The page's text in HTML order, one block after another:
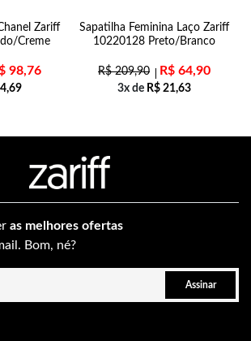
Zariff
Creme
98,76
Sapatilha Feminina Laço Zariff
10220128 Preto/Branco
R$209,90 R$ 64,90
3x de R$ 21,63
as melhores ofertas
Bom, né?
Assinar